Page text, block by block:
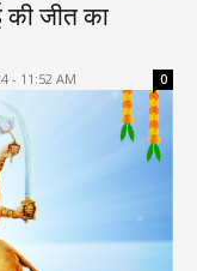
की जीत का
- 11:52 AM 0